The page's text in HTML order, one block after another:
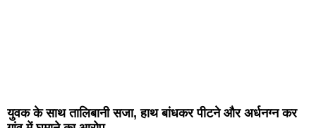
युवक के साथ तालिबानी सजा, हाथ बांधकर पीटने और अर्धनग्न कर